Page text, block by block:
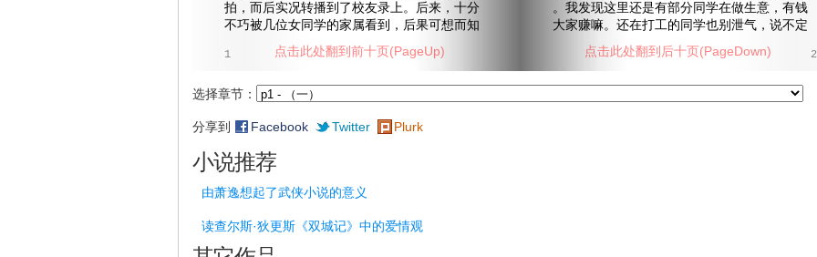
拍，而后实况转播到了校友录上。后来，十分
不巧被几位女同学的家属看到，后果可想而知
。我发现这里还是有部分同学在做生意，有钱
大家赚嘛。还在打工的同学也别泄气，说不定
1 2
选择章节：
分享到 Facebook Twitter Plurk
点击此处翻到前十页(PageUp) 点击此处翻到后十页(PageDown)
小说推荐
由萧逸想起了武侠小说的意义
读查尔斯·狄更斯《双城记》中的爱情观